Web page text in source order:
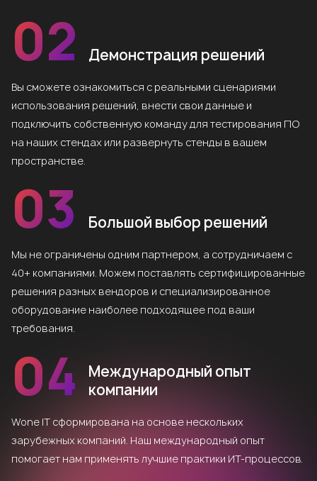
02 Демонстрация решений
Вы сможете ознакомиться с реальными сценариями
использования решений, внести свои данные и
подключить собственную команду для тестирования ПО
на наших стендах или развернуть стенды в вашем
пространстве.
03 Большой выбор решений
Мы не ограничены одним партнером, а сотрудничаем с
40+ компаниями. Можем поставлять сертифицированные
решения разных вендоров и специализированное
оборудование наиболее подходящее под ваши
требования.
04 Международный опыт
компании
Wone IT сформирована на основе нескольких
зарубежных компаний. Наш международный опыт
помогает нам применять лучшие практики ИТ-процессов.